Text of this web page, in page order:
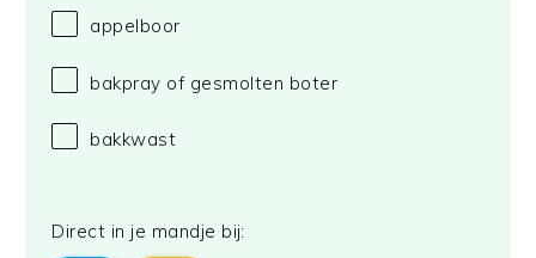
appelboor
bakpray of gesmolten boter
bakkwast
Direct in je mandje bij: